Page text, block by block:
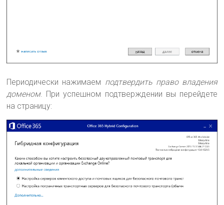
Периодически нажимаем подтвердить право владения
доменом. При успешном подтверждении вы перейдете
на страницу: